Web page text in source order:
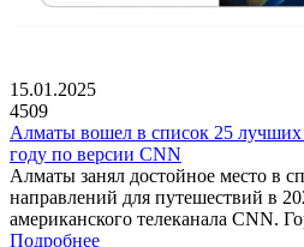
15.01.2025
4509
Алматы вошел в список 25 лучших
году по версии CNN
Алматы занял достойное место в
направлений для путешествий в
американского телеканала CNN.
Подробнее